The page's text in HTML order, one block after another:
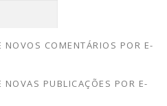
NOVOS COMENTÁRIOS POR E-
NOVAS PUBLICAÇÕES POR E-